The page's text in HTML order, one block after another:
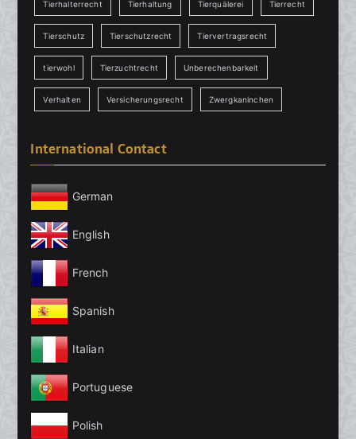
Tierhalterrecht Tierhaltung Tierquälerei Tierrecht
Tierschutz Tierschutzrecht Tiervertragsrecht
tierwohl Tierzuchtrecht Unberechenbarkeit
Verhalten Versicherungsrecht Zwergkaninchen
International Contact
German
English
French
Spanish
Italian
Portuguese
Polish